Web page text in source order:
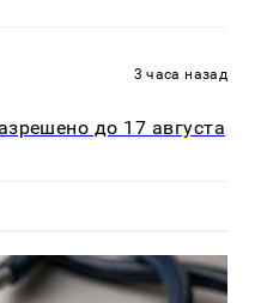
3 часа назад
до 17 августа